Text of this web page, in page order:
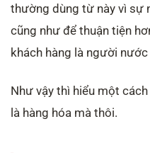
thường dùng từ này vì sự
cũng như để thuận tiện
khách hàng là người nước
Như vậy thì hiểu một
là hàng hóa mà thôi.